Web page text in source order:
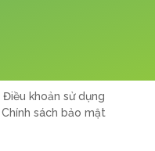
Điều khoản sử dụng
Chính sách bảo mật